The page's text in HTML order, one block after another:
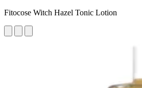
Fitocose Witch Hazel Tonic Lotion